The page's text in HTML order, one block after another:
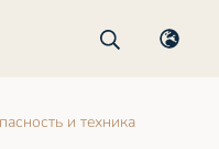
и техника